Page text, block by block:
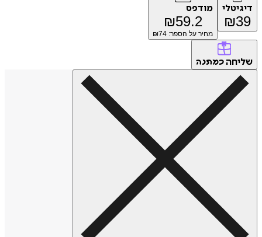
דיגיטלי
₪39
מודפס
₪59.2
מחיר על הספר: ₪ 74
שליחה כמתנה